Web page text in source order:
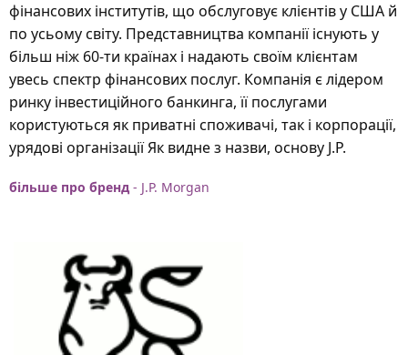
фінансових інститутів, що обслуговує клієнтів у США й
по усьому світу. Представництва компанії існують у
більш ніж 60-ти країнах і надають своїм клієнтам
увесь спектр фінансових послуг. Компанія є лідером
ринку інвестиційного банкинга, її послугами
користуються як приватні споживачі, так і корпорації,
урядові організації Як видне з назви, основу J.P.
більше про бренд - J.P. Morgan